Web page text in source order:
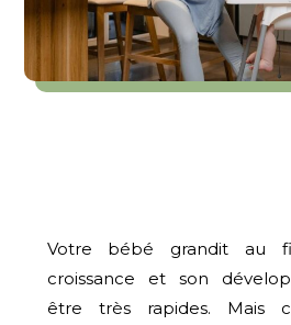
Votre bébé grandit au
croissance et son
être très rapides. Mais